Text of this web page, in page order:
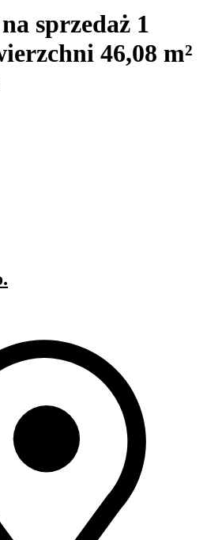
sprzedaż 1
46,08 m²